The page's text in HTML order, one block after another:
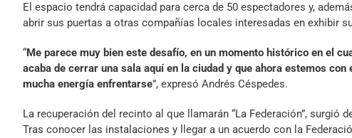
El espacio tendrá capacidad para cerca de 50 espectadores y,
abrir sus puertas a otras compañías locales interesadas en exhibir
“Me parece muy bien este desafío, en un momento histórico en el
acaba de cerrar una sala aquí en la ciudad y que ahora estemos
mucha energía enfrentarse”, expresó Andrés Céspedes.
La recuperación del recinto al que llamarán “La Federación”, surgió
Tras conocer las instalaciones y llegar a un acuerdo con la